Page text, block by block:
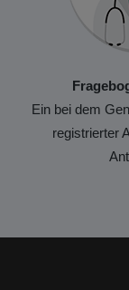
Ein bei dem
registrierter